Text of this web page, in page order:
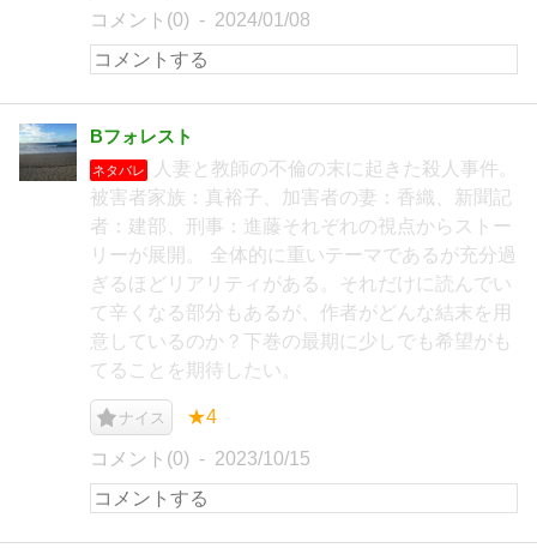
コメント(0) 2024/01/08
Bフォレスト
ネタバレ
人妻と教師の不倫の末に起きた殺人事件。
被害者家族：真裕子、加害者の妻：香織、新聞記
者：建部、刑事：進藤それぞれの視点からストー
リーが展開。 全体的に重いテーマであるが充分過
ぎるほどリアリティがある。それだけに読んでい
て辛くなる部分もあるが、作者がどんな結末を用
意しているのか？下巻の最期に少しでも希望がも
てることを期待したい。
ナイス ★4
コメント(0) 2023/10/15